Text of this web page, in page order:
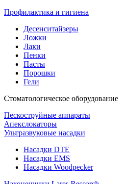
Профилактика и гигиена
Десенситайзеры
Ложки
Лаки
Пенки
Пасты
Порошки
Гели
Стоматологическое оборудование
Пескоструйные аппараты
Апекслокаторы
Ультразвуковые насадки
Насадки DTE
Насадки EMS
Насадки Woodpecker